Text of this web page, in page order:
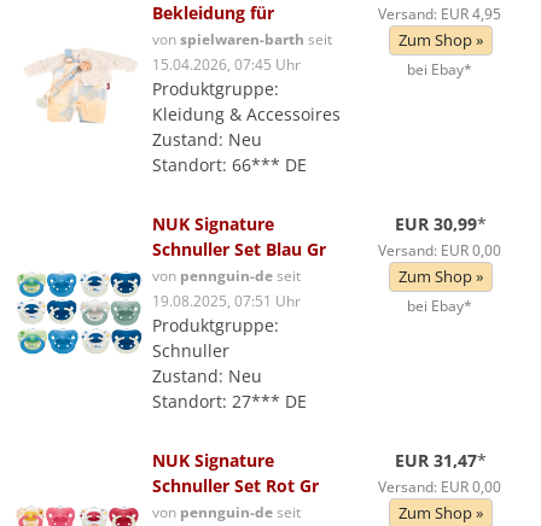
Bekleidung für
vonspielwaren-barth seit
15.04.2026, 07:45 Uhr
Produktgruppe:
Kleidung & Accessoires
Zustand: Neu
Standort: 66*** DE
Versand: EUR 4,95
Zum Shop »
bei Ebay*
NUK Signature
Schnuller Set Blau Gr
von pennguin-deseit
19.08.2025, 07:51 Uhr
Produktgruppe:
Schnuller
Zustand: Neu
Standort: 27*** DE
EUR 30,99*
Versand: EUR 0,00
Zum Shop »
bei Ebay*
NUK Signature
Schnuller Set Rot Gr
von pennguin-deseit
EUR 31,47*
Versand: EUR 0,00
Zum Shop »